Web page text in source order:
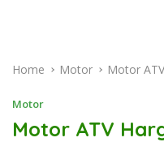
Home Motor Motor
Motor
Motor ATV